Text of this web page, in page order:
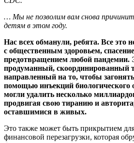
… Мы не позволим вам снова
детям в этом году.
Нас всех обманули, ребята. Все это
с общественным здоровьем,
предотвращением любой пандемии.
продуманный, скоординированный
направленный на то, чтобы
помощью инъекций
могли удалить несколько
продвигая свою тиранию и
оставшимися в живых.
Это также может быть прикрытием
финансовой перезагрузки, которая